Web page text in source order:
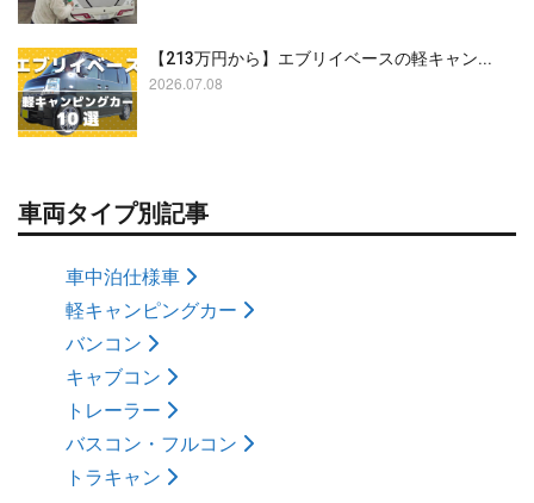
【213万円から】エブリイベースの軽キャン...
2026.07.08
車両タイプ別記事
車中泊仕様車
軽キャンピングカー
バンコン
キャブコン
トレーラー
バスコン・フルコン
トラキャン